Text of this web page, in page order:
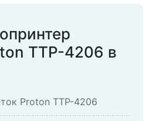
TTP-4206 в
Proton TTP-4206